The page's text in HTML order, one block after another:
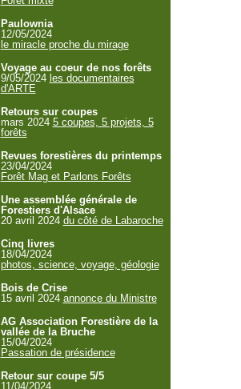
Paulownia
12/05/2024
le miracle proche du mirage
Voyage au coeur de nos forêts
9/05/2024 les documentaires
d'ARTE
Retours sur coupes
mars 2024 5 coupes, 5 projets, 5
forêts
Revues forestières du printemps
23/04/2024
Forêt Mag et Parlons Forêts
Une assemblée générale de
Forestiers d'Alsace
20 avril 2024 du côté de Labaroche
Cinq livres
18/04/2024
photos, science, voyage, géologie
Bois de Crise
15 avril 2024 annonce du Ministre
AG Association Forestière de la
vallée de la Bruche
15/04/2024
Passation de présidence
Retour sur coupe 5/5
11/04/2024